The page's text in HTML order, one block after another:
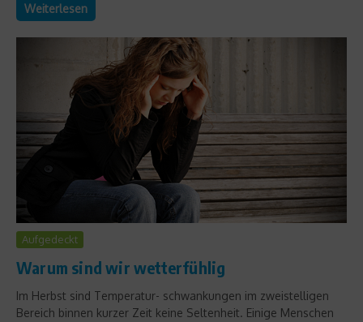
Weiterlesen
Aufgedeckt
Warum sind wir wetterfühlig
Im Herbst sind Temperatur- schwankungen im zweistelligen
Bereich binnen kurzer Zeit keine Seltenheit. Einige Menschen